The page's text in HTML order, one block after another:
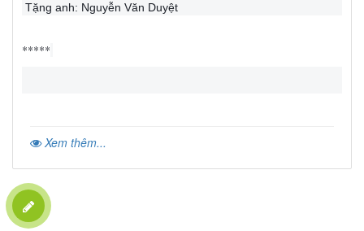
Tặng anh: Nguyễn Văn Duyệt
*****
Xem thêm...